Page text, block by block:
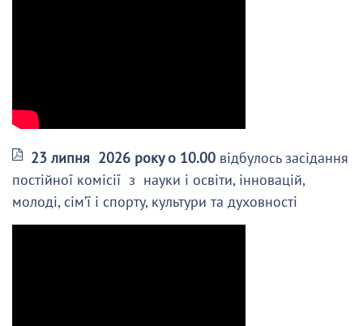
23 липня 2026 року о 10.00 відбулось засідання
постійної комісії з науки і освіти, інновацій,
молоді, сім’ї і спорту, культури та духовності